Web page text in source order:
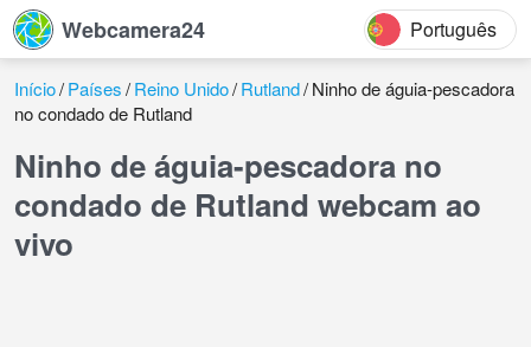
Webcamera24 Português
Início Países Reino Unido Rutland Ninho de águia-pescadora
no condado de Rutland
Ninho de águia-pescadora no
condado de Rutland webcam ao
vivo